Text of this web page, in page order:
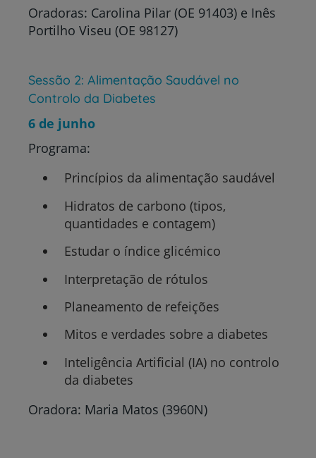
Oradoras: Carolina Pilar (OE 91403) e Inês
Portilho Viseu (OE 98127)
Sessão 2: Alimentação Saudável no
Controlo da Diabetes
6 de junho
Programa:
Princípios da alimentação saudável
Hidratos de carbono (tipos,
quantidades e contagem)
Estudar o índice glicémico
Interpretação de rótulos
Planeamento de refeições
Mitos e verdades sobre a diabetes
Inteligência Artificial (IA) no controlo
da diabetes
Oradora: Maria Matos (3960N)